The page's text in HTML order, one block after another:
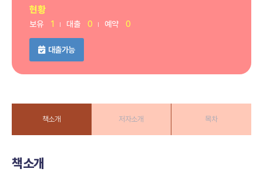
현황
보유 1 대출 0 예약 0
대출가능
책소개 저자소개 목차
책소개